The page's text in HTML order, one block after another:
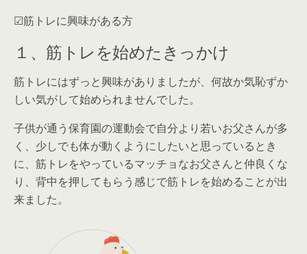
☑︎筋トレに興味がある方
１、筋トレを始めたきっかけ
筋トレにはずっと興味がありましたが、何故か気恥ずか
しい気がして始められませんでした。
子供が通う保育園の運動会で自分より若いお父さんが多
く、少しでも体が動くようにしたいと思っているとき
に、筋トレをやっているマッチョなお父さんと仲良くな
り、 背中を押してもらう感じで筋トレを始めることが出
来ました。